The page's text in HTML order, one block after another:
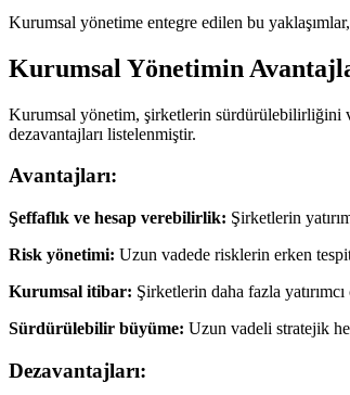
Kurumsal yönetime entegre edilen bu
Kurumsal Yönetimin
Kurumsal yönetim, şirketlerin sürdürülebilirliğini
dezavantajları listelenmiştir.
Avantajları:
Şeffaflık ve hesap verebilirlik: Şirketlerin
Risk yönetimi: Uzun vadede risklerin erken
Kurumsal itibar: Şirketlerin daha fazla
Sürdürülebilir büyüme: Uzun vadeli stratejik
Dezavantajları: